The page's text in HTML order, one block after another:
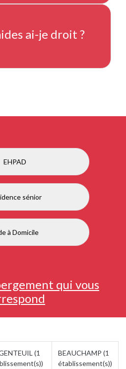
ai-je droit ?
EHPAD
sénior
à Domicile
qui vous
(1
BEAUCHAMP (1
établissement(s))